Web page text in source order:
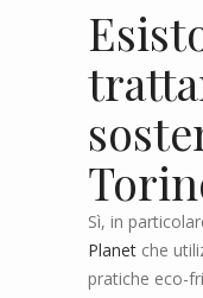
Sì, in
Planet che
pratiche eco-